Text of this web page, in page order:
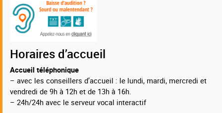
Horaires d’accueil
Accueil téléphonique
– avec les conseillers d’accueil : le lundi, mardi, mercredi et
vendredi de 9h à 12h et de 13h à 16h.
– 24h/24h avec le serveur vocal interactif